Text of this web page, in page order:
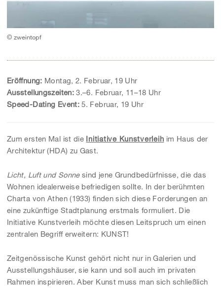
© zweintopf
Eröffnung: Montag, 2. Februar, 19 Uhr
Ausstellungszeiten:3.–6. Februar, 11–18 Uhr
Speed-Dating Event:5. Februar, 19 Uhr
Zum ersten Mal ist die Initiative Kunstverleih im Haus der
Architektur (HDA) zu Gast.
Licht, Luft und Sonnesind jene Grundbedürfnisse, die das
Wohnen idealerweise befriedigen sollte. In der berühmten
Charta von Athen (1933) finden sich diese Forderungen an
eine zukünftige Stadtplanung erstmals formuliert. Die
Initiative Kunstverleih möchte diesen Leitspruch um einen
zentralen Begriff erweitern: KUNST!
Zeitgenössische Kunst gehört nicht nur in Galerien und
Ausstellungshäuser, sie kann und soll auch im privaten
Rahmen inspirieren. Aber Kunst muss man sich schließlich